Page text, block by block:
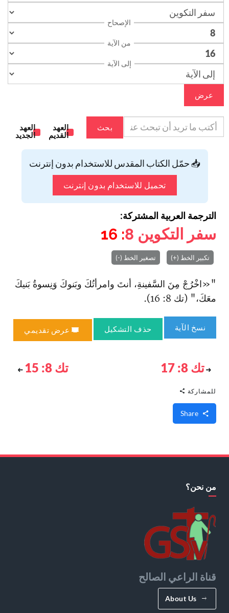
الإصحاح
من الآية
إلى الآية
عرض
بحث
العهد
القديم
العهد
الجديد
📥 حمّل الكتاب المقدس للاستخدام بدون إنترنت
تحميل للاستخدام بدون إنترنت
الترجمة العربية المشتركة:
سفر التكوين 8
: 16
تكبير الخط (+) تصغير الخط (-)
"«ا‏خْرُجْ مِنَ السَّفينةِ، أنتَ وا‏مرأتُكَ وبَنوكَ وَنِسوةُ بَنيكَ
معَكَ،" (تك 8: 16).
نسخ الآية حذف التشكيل عرض تقديمي
تك 8: 17 تك 8: 15
للمشاركة
من نحن؟
قناة الراعي الصالح
About Us